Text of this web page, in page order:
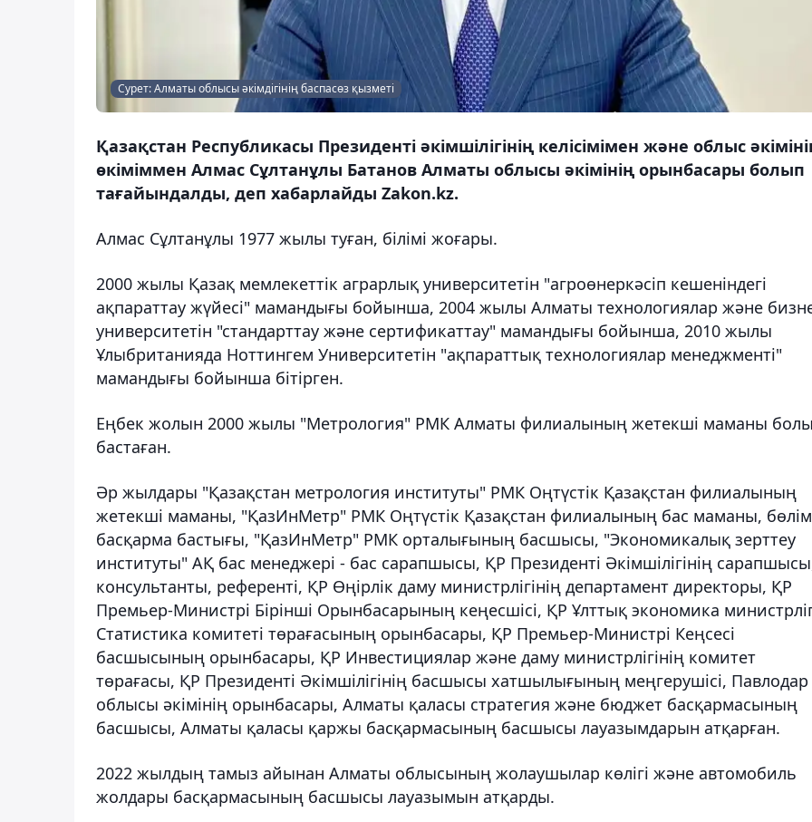
Сурет: Алматы облысы әкімдігінің баспасөз қызметі
Қазақстан Республикасы Президенті әкімшілігінің келісімімен және облыс
өкіміммен Алмас Сұлтанұлы Батанов Алматы облысы әкімінің орынбасары болып
тағайындалды, деп хабарлайды Zakon.kz.
Алмас Сұлтанұлы 1977 жылы туған, білімі жоғары.
2000 жылы Қазақ мемлекеттік аграрлық университетін "агроөнеркәсіп кешеніндегі
ақпараттау жүйесі" мамандығы бойынша, 2004 жылы Алматы технологиялар және
университетін "стандарттау және сертификаттау" мамандығы бойынша, 2010 жылы
Ұлыбританияда Ноттингем Университетін "ақпараттық технологиялар менеджменті"
мамандығы бойынша бітірген.
Еңбек жолын 2000 жылы "Метрология" РМК Алматы филиалының жетекші маманы
бастаған.
Әр жылдары "Қазақстан метрология институты" РМК Оңтүстік Қазақстан филиалының
жетекші маманы, "ҚазИнМетр" РМК Оңтүстік Қазақстан филиалының бас маманы,
басқарма бастығы, "ҚазИнМетр" РМК орталығының басшысы, "Экономикалық зерттеу
институты" АҚ бас менеджері - бас сарапшысы, ҚР Президенті Әкімшілігінің
консультанты, референті, ҚР Өңірлік даму министрлігінің департамент директоры, ҚР
Премьер-Министрі Бірінші Орынбасарының кеңесшісі, ҚР Ұлттық экономика
Статистика комитеті төрағасының орынбасары, ҚР Премьер-Министрі Кеңсесі
басшысының орынбасары, ҚР Инвестициялар және даму министрлігінің комитет
төрағасы, ҚР Президенті Әкімшілігінің басшысы хатшылығының меңгерушісі, Павлодар
облысы әкімінің орынбасары, Алматы қаласы стратегия және бюджет басқармасының
басшысы, Алматы қаласы қаржы басқармасының басшысы лауазымдарын атқарған.
2022 жылдың тамыз айынан Алматы облысының жолаушылар көлігі және автомобиль
жолдары басқармасының басшысы лауазымын атқарды.